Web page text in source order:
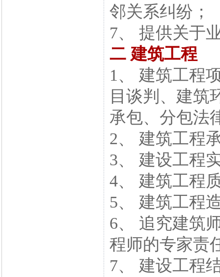
邻关系纠纷；
7、 提供关于
二 建筑工程
1、 建筑工程
目谈判、建筑
承包、分包法
2、 建筑工程
3、 建设工程
4、 建筑工程
5、 建筑工程
6、 追究建筑
程师的专家责
7、 建设工程